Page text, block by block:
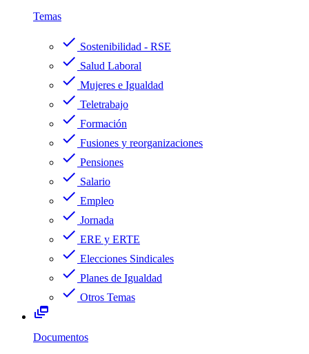
Temas
check Sostenibilidad - RSE
check Salud Laboral
check Mujeres e Igualdad
check Teletrabajo
check Formación
check Fusiones y reorganizaciones
check Pensiones
check Salario
check Empleo
check Jornada
check ERE y ERTE
check Elecciones Sindicales
check Planes de Igualdad
check Otros Temas
dynamic_feed
Documentos